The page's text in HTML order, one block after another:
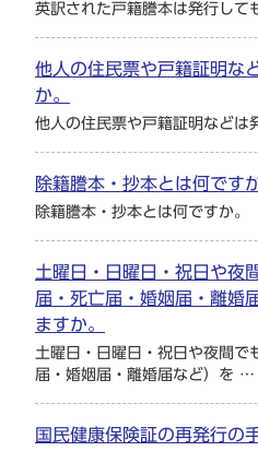
英訳された戸籍謄本は発行して
他人の住民票や戸籍証明な
か。
他人の住民票や戸籍証明などは
除籍謄本・抄本とは何ですか
除籍謄本・抄本とは何ですか。
土曜日・日曜日・祝日や夜
届・死亡届・婚姻届・離婚
ますか。
土曜日・日曜日・祝日や夜間で
届・婚姻届・離婚届など）を …
国民健康保険証の再発行の